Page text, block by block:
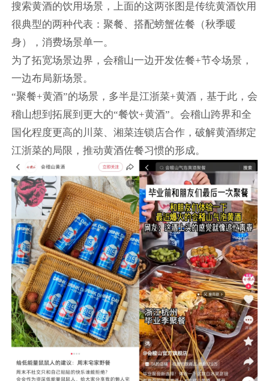
搜索黄酒的饮用场景，上面的这两张图是传统黄酒饮用
很典型的两种代表：聚餐、搭配螃蟹佐餐（秋季暖
身），消费场景单一。
为了拓宽场景边界，会稽山一边开发佐餐+节令场景，
一边布局新场景。
“聚餐+黄酒”的场景，多半是江浙菜+黄酒，基于此，会
稽山想到拓展到更大的“餐饮+黄酒”。会稽山跨界和全
国化程度更高的川菜、湘菜连锁店合作，破解黄酒绑定
江浙菜的局限，推动黄酒佐餐习惯的形成。